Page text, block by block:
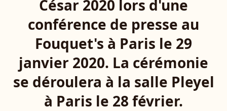
César 2020 lors d'une
conférence de presse au
Fouquet's à Paris le 29
janvier 2020. La cérémonie
se déroulera à la salle Pleyel
à Paris le 28 février.